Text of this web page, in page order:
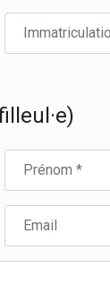
parrain
filleul·e
filleul·e